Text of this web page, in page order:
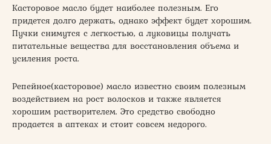
Касторовое масло будет наиболее полезным. Его
придется долго держать, однако эффект будет хорошим.
Пучки снимутся с легкостью, а луковицы получать
питательные вещества для восстановления объема и
усиления роста.
Репейное(касторовое) масло известно своим полезным
воздействием на рост волосков и также является
хорошим растворителем. Это средство свободно
продается в аптеках и стоит совсем недорого.